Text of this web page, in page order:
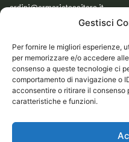
Gestisci
Per fornire le migliori esperienze,
per memorizzare e/o accedere
consenso a queste tecnologie ci
comportamento di navigazione o
acconsentire o ritirare il
caratteristiche e funzioni.
ordini@armeriatessitore.it
armeriatessitore@gmail.com
ORARI
9:00 – 12:30
15:30 – 19:30